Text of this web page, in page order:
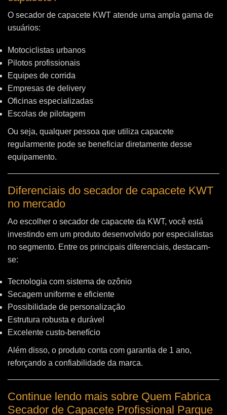
O secador de capacete KWT atende uma ampla gama de
usuários:
Motociclistas urbanos
Pilotos profissionais
Equipes de corrida
Empresas de delivery
Oficinas especializadas
Escolas de pilotagem
Ou seja, qualquer pessoa que utiliza capacete
regularmente pode se beneficiar diretamente desse
equipamento.
Diferenciais do secador de capacete KWT
no mercado
Ao escolher o secador de capacete da KWT, você está
investindo em um produto desenvolvido por especialistas
no segmento. Entre os principais diferenciais, destacam-
se:
Tecnologia com sistema de ozônio
Secagem uniforme e eficiente
Possibilidade de personalização
Estrutura robusta e durável
Excelente custo-benefício
Além disso, o produto conta com garantia de 1 ano,
reforçando a confiabilidade da marca.
Continue lendo mais sobre Quem Fabrica
Secador de Capacete Profissional Parque